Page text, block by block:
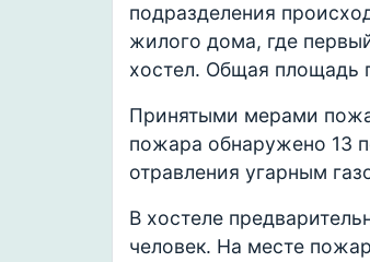
подразделения
жилого дома, где
хостел. Общая площадь
Принятыми мерами
пожара обнаружено 13
отравления угарным
В хостеле
человек. На месте